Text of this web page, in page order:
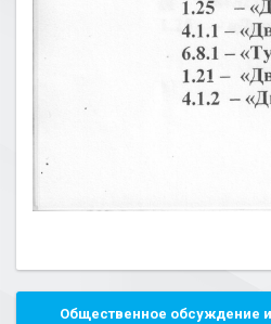
Общественное обсуждение и